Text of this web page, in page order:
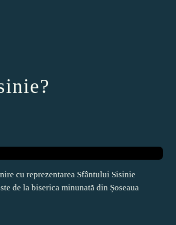
cu reprezentarea Sfântului Sisinie
de la biserica minunată din Șoseaua